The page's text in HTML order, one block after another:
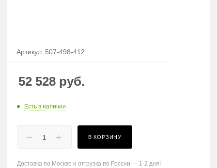
Артикул: 507-498-412
52 528 руб.
Есть в наличии
В КОРЗИНУ
Доставка по Москве и отгрузка по России — 1-2 дня!